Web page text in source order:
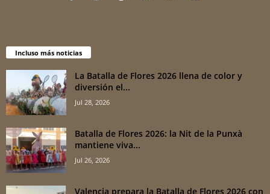
Incluso más noticias
La Batalla de Flores 2026 llena de color y
diversión el...
Jul 28, 2026
Batalla de Flores 2026: la Nit de la Punxà
mantiene viva...
Jul 26, 2026
Valencia prepara la Batalla de Flores 2026 con